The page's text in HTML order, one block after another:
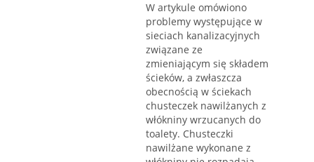
W artykule omówiono
problemy występujące w
sieciach kanalizacyjnych
związane ze
zmieniającym się składem
ścieków, a zwłaszcza
obecnością w ściekach
chusteczek nawilżanych z
włókniny wrzucanych do
toalety. Chusteczki
nawilżane wykonane z